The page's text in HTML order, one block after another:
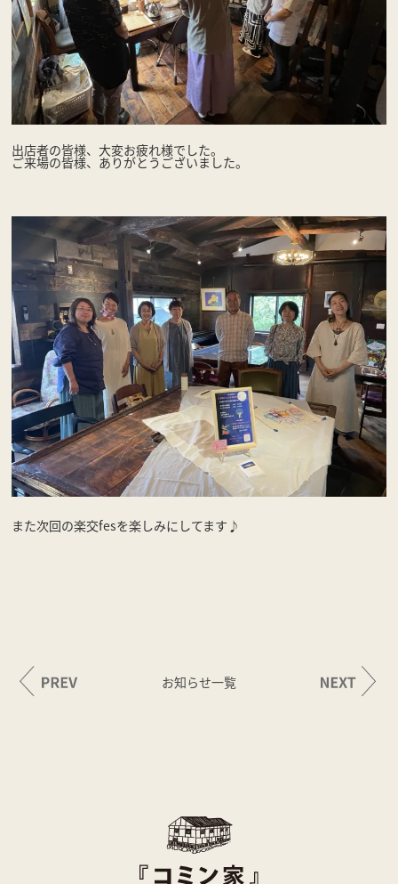
出店者の皆様、大変お疲れ様でした。
ご来場の皆様、ありがとうございました。
また次回の楽交fesを楽しみにしてます♪
お知らせ一覧